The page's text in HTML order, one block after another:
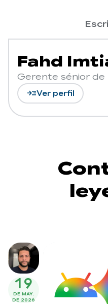
Fahd
Gerente sénior
read_moreVer perfil
19
DE MAY.
DE 2026